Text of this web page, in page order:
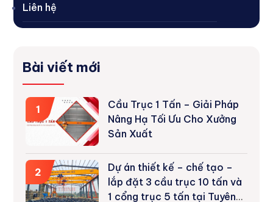
Liên hệ
Bài viết mới
1
Cầu Trục 1 Tấn – Giải Pháp
Nâng Hạ Tối Ưu Cho Xưởng
Sản Xuất
2
Dự án thiết kế – chế tạo –
lắp đặt 3 cầu trục 10 tấn và
1 cổng trục 5 tấn tại Tuyên